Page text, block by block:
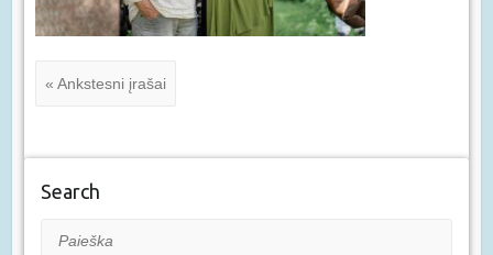
« Ankstesni įrašai
Search
Paieška